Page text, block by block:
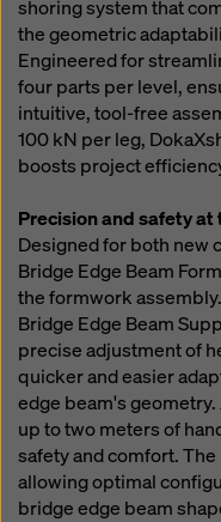
shoring system that
the geometric
Engineered for
four parts per level,
intuitive, tool-free
100 kN per leg,
boosts project
Precision and safety at
Designed for both new
Bridge Edge Beam
the formwork
Bridge Edge Beam
precise adjustment of
quicker and easier
edge beam's
up to two meters of
safety and comfort.
allowing optimal
bridge edge beam